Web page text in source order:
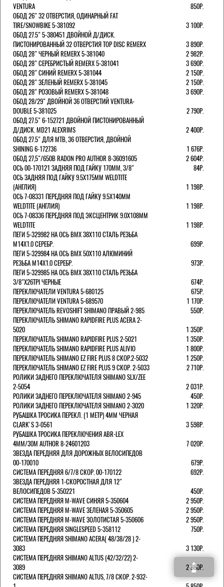
VENTURA
850Р.
ОБОД 26" 32 ОТВЕРСТИЯ, ОДИНАРНЫЙ FAT
TIRE/SNOWBIKE 5-381092
3 100Р.
ОБОД 27.5" 5-380451 ДВОЙНОЙ Д/ДИСК.
ПИСТОНИРОВАННЫЙ 32 ОТВЕРСТИЯ TOP DISC REMERX
3 890Р.
ОБОД 28" ЧЕРНЫЙ REMERX 5-381040
2 982Р.
ОБОД 28" СЕРЕБРИСТЫЙ REMERX 5-381041
3 690Р.
ОБОД 28" СИНИЙ REMERX 5-381044
2 150Р.
ОБОД 28" ЗЕЛЕНЫЙ REMERX 5-381045
2 150Р.
ОБОД 28" РОЗОВЫЙ REMERX 5-381048
3 690Р.
ОБОД 28/29" ДВОЙНОЙ 36 ОТВЕРСТИЙ VENTURA-
DOUBLE 5-381025
2 790Р.
ОБОД 27.5" 6-152721 ДВОЙНОЙ ПИСТОНИРОВАННЫЙ
Д/ДИСК. MD21 ALEXRIMS
2 400Р.
ОБОД 27.5" ДЛЯ MTB, 36 ОТВЕРСТИЯ, ДВОЙНОЙ
SHINING 6-172736
1 676Р.
ОБОД 27,5"/650B RADON PRO AUTHOR 8-36091605
2 604Р.
ОСЬ 00-170121 ЗАДНЯЯ ПОД ГАЙКУ 170MM, 3/8"
84Р.
ОСЬ ЗАДНЯЯ ПОД ГАЙКУ 9.5Х175ММ WELDTITE
(АНГЛИЯ)
1 198Р.
ОСЬ 7-08331 ПЕРЕДНЯЯ ПОД ГАЙКУ 9.5Х140ММ
WELDTITE (АНГЛИЯ)
1 198Р.
ОСЬ 7-08336 ПЕРЕДНЯЯ ПОД ЭКСЦЕНТРИК 9.0Х108ММ
WELDTITE
1 198Р.
ПЕГИ 5-329982 НА ОСЬ BMX 38Х110 СТАЛЬ РЕЗЬБА
М14Х1.0 СЕРЕБР.
699Р.
ПЕГИ 5-329984 НА ОСЬ BMX 50Х110 АЛЮМИНИЙ
РЕЗЬБА М14Х1.0 СЕРЕБР.
973Р.
ПЕГИ 5-329985 НА ОСЬ BMX 38Х110 СТАЛЬ РЕЗЬБА
3/8"Х26TPI ЧЕРНЫЕ
674Р.
ПЕРЕКЛЮЧАТЕЛИ VENTURA 5-680125
675Р.
ПЕРЕКЛЮЧАТЕЛИ VENTURA 5-689570
1 170Р.
ПЕРЕКЛЮЧАТЕЛЬ REVOSHIFT SHIMANO ПРАВЫЙ 2-985
550Р.
ПЕРЕКЛЮЧАТЕЛЬ SHIMANO RAPIDFIRE PLUS ACERA 2-
5020
1 350Р.
ПЕРЕКЛЮЧАТЕЛЬ SHIMANO RAPIDFIRE PLUS 2-5021
1 350Р.
ПЕРЕКЛЮЧАТЕЛЬ SHIMANO RAPIDFIRE PLUS ALIVIO
1 800Р.
ПЕРЕКЛЮЧАТЕЛЬ SHIMANO EZ FIRE PLUS 8 СКОР.2-5032
1 250Р.
ПЕРЕКЛЮЧАТЕЛЬ SHIMANO EZ FIRE PLUS 9 СКОР. 2-5033
2 710Р.
РОЛИКИ ЗАДНЕГО ПЕРЕКЛЮЧАТЕЛЯ SHIMANO SLX/ZEE
2-5054
2 031Р.
РОЛИКИ ЗАДНЕГО ПЕРЕКЛЮЧАТЕЛЯ SHIMANO 2-945
450Р.
РОЛИКИ ЗАДНЕГО ПЕРЕКЛЮЧАТЕЛЯ SHIMANO 2-3020
1 320Р.
РУБАШКА ТРОСИКА ПЕРЕКЛ. (1 МЕТР) 4ММ ЧЕРНАЯ
СLARK'S 3-0561
3 598Р.
РУБАШКА ТРОСИКА ПЕРЕКЛЮЧЕНИЯ ABR-LEX
4MM/30M AUTHOR 8-24601203
7 020Р.
ЗВЕЗДА ПЕРЕДНЯЯ ДЛЯ ДОРОЖНЫХ ВЕЛОСИПЕДОВ
00-170010
679Р.
СИСТЕМА ПЕРЕДНЯЯ 6/7/8 СКОР. 00-170122
692Р.
ЗВЕЗДА ПЕРЕДНЯЯ 1-СКОРОСТНАЯ ДЛЯ 12"
ВЕЛОСИПЕДОВ 5-350221
450Р.
СИСТЕМА ПЕРЕДНЯЯ M-WAVE СИНЯЯ 5-350604
2 950Р.
СИСТЕМА ПЕРЕДНЯЯ M-WAVE ЗЕЛЕНАЯ 5-350605
2 950Р.
СИСТЕМА ПЕРЕДНЯЯ M-WAVE ЗОЛОТИСТАЯ 5-350606
2 950Р.
СИСТЕМА ПЕРЕДНЯЯ SINGLESPEED 5-358112
750Р.
СИСТЕМА ПЕРЕДНЯЯ SHIMANO ACERA( 48/38/28 ) 2-
3083
3 130Р.
СИСТЕМА ПЕРЕДНЯЯ SHIMANO ALTUS (42/32/22) 2-
3089
2 980Р.
СИСТЕМА ПЕРЕДНЯЯ SHIMANO ALTUS, 7/8 СКОР. 2-932-